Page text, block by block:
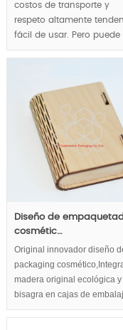
costos de transporte y
respeto altamente
fácil de usar. Pero puede
demostrarse gourmet de
MOQ:1000pcs.
Diseño de
cosmétic…
Original innovador diseño
packaging
madera original ecológica y
bisagra en cajas de
madera ,